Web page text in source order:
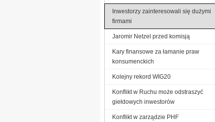
Inwestorzy zainteresowali się dużymi
firmami
Jaromir Netzel przed komisją
Kary finansowe za łamanie praw
konsumenckich
Kolejny rekord WIG20
Konflikt w Ruchu może odstraszyć
giełdowych inwestorów
Konflikt w zarządzie PHF